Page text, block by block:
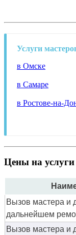
Услуги
в Омске
в Самаре
в Ростове-на-
Цены на
Вызов мастера и
дальнейшем
Вызов мастера и